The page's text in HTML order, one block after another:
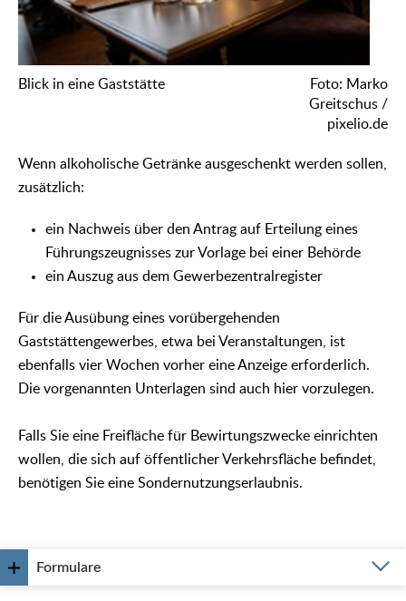
Blick in eine Gaststätte
Foto: Marko
Greitschus /
pixelio.de
Wenn alkoholische Getränke ausgeschenkt werden sollen,
zusätzlich:
ein Nachweis über den Antrag auf Erteilung eines
Führungszeugnisses zur Vorlage bei einer Behörde
ein Auszug aus dem Gewerbezentralregister
Für die Ausübung eines vorübergehenden
Gaststättengewerbes, etwa bei Veranstaltungen, ist
ebenfalls vier Wochen vorher eine Anzeige erforderlich.
Die vorgenannten Unterlagen sind auch hier vorzulegen.
Falls Sie eine Freifläche für Bewirtungszwecke einrichten
wollen, die sich auf öffentlicher Verkehrsfläche befindet,
benötigen Sie eine Sondernutzungserlaubnis.
Formulare